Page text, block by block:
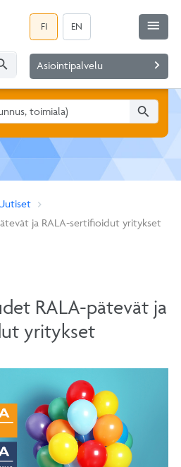
FI EN
Asiointipalvelu navigate_next
menu
search
ja RALA-sertifioidut yritykset
RALA-pätevät ja
yritykset